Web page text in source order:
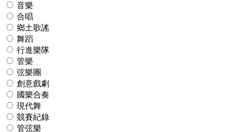
音樂
合唱
鄉土歌謠
舞蹈
行進樂隊
管樂
弦樂團
創意戲劇
國樂合奏
現代舞
競賽紀錄
管弦樂